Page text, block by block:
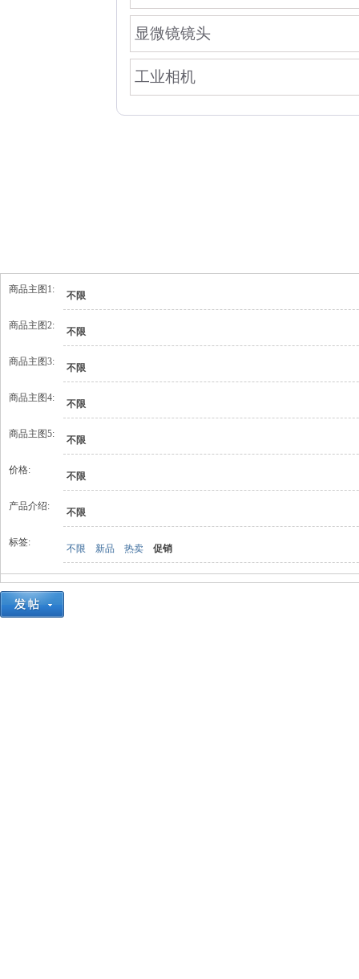
显微镜镜头
工业相机
商品主图1:
不限
商品主图2:
不限
商品主图3:
不限
商品主图4:
不限
商品主图5:
不限
价格:
不限
产品介绍:
不限
标签:
不限 新品 热卖 促销